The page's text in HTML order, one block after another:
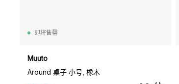
即将售罄
Muuto
Around 桌子 小号, 橡木